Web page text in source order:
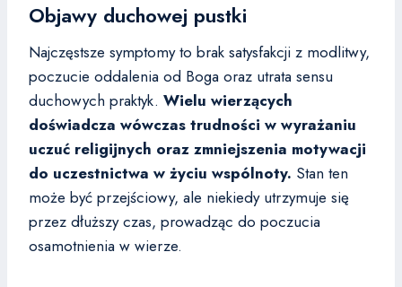
Objawy duchowej pustki
Najczęstsze symptomy to brak satysfakcji z modlitwy,
poczucie oddalenia od Boga oraz utrata sensu
duchowych praktyk. Wielu wierzących
doświadcza wówczas trudności w wyrażaniu
uczuć religijnych oraz zmniejszenia motywacji
do uczestnictwa w życiu wspólnoty. Stan ten
może być przejściowy, ale niekiedy utrzymuje się
przez dłuższy czas, prowadząc do poczucia
osamotnienia w wierze.